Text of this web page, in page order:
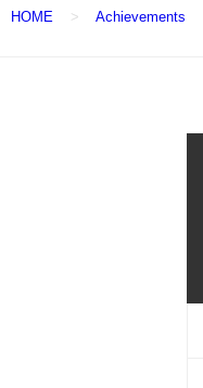
HOME Achievements